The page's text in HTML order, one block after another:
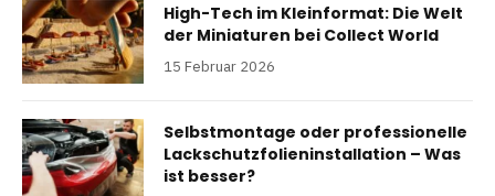
High-Tech im Kleinformat: Die Welt
der Miniaturen bei Collect World
15 Februar 2026
Selbstmontage oder professionelle
Lackschutzfolieninstallation – Was
ist besser?